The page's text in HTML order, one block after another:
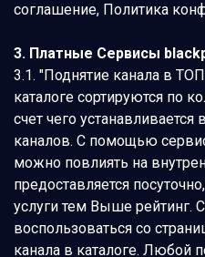
соглашение, Политика
3. Платные Сервисы
3.1. "Поднятие канала в
каталоге сортируются по
счет чего устанавливается
каналов. С помощью
можно повлиять на
предоставляется
услуги тем Выше рейтинг.
воспользоваться со
канала в каталоге. Любой